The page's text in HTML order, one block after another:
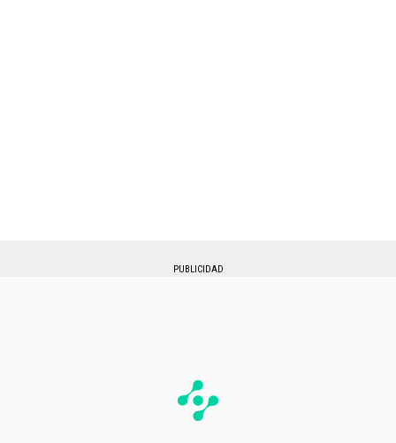
PUBLICIDAD